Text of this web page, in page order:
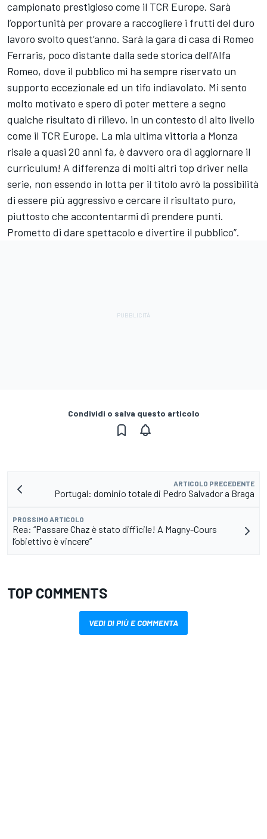
campionato prestigioso come il TCR Europe. Sarà
l’opportunità per provare a raccogliere i frutti del duro
lavoro svolto quest’anno. Sarà la gara di casa di Romeo
Ferraris, poco distante dalla sede storica dell’Alfa
Romeo, dove il pubblico mi ha sempre riservato un
supporto eccezionale ed un tifo indiavolato. Mi sento
molto motivato e spero di poter mettere a segno
qualche risultato di rilievo, in un contesto di alto livello
come il TCR Europe. La mia ultima vittoria a Monza
risale a quasi 20 anni fa, è davvero ora di aggiornare il
curriculum! A differenza di molti altri top driver nella
serie, non essendo in lotta per il titolo avrò la possibilità
di essere più aggressivo e cercare il risultato puro,
piuttosto che accontentarmi di prendere punti.
Prometto di dare spettacolo e divertire il pubblico”.
Condividi o salva questo articolo
ARTICOLO PRECEDENTE
Portugal: dominio totale di Pedro Salvador a Braga
PROSSIMO ARTICOLO
Rea: “Passare Chaz è stato difficile! A Magny-Cours
l’obiettivo è vincere”
TOP COMMENTS
VEDI DI PIÙ E COMMENTA